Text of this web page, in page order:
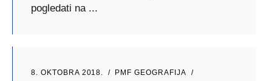
pogledati na
8. OKTOBRA 2018.
PMF GEOGRAFIJA